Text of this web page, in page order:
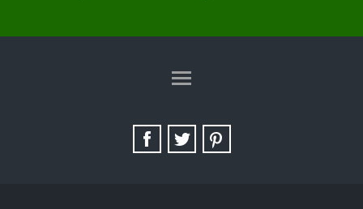
SITE MAP